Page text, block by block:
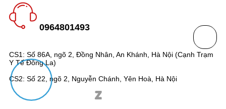
CS1: Số 86A, ngõ 2, Đồng Nhân, An Khánh, Hà Nội (Cạnh Trạm
Y Tế Đông La)
CS2: Số 22, ngõ 2, Nguyễn Chánh, Yên Hoà, Hà Nội
0964801493